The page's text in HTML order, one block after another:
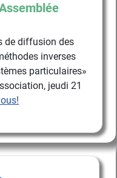
de diffusion des
inverses
particulaires»
jeudi 21